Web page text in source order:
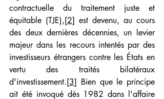
contractuelle du traitement juste et
équitable (TJE),[2] est devenu, au cours
des deux dernières décennies, un levier
majeur dans les recours intentés par des
investisseurs étrangers contre les États en
vertu des traités bilatéraux
d'investissement.[3] Bien que le principe